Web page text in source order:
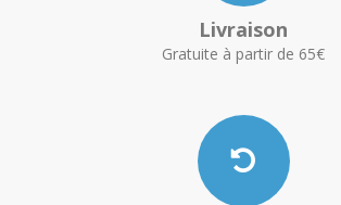
Livraison
Gratuite à partir de 65€